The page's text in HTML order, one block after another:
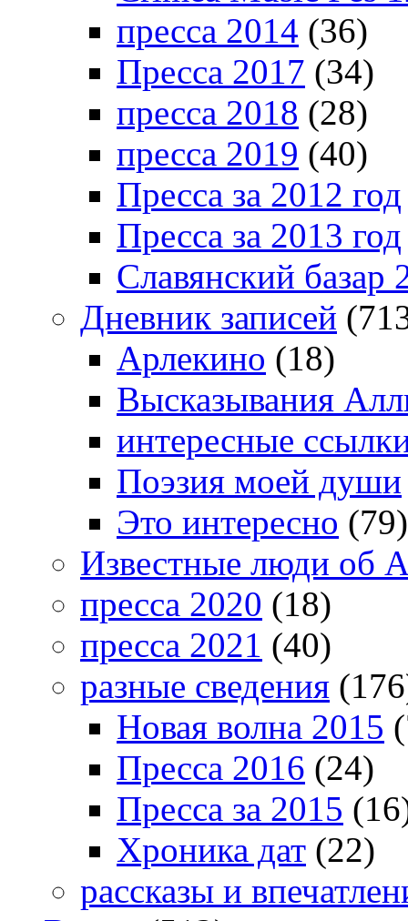
пресса 2014 (36)
Пресса 2017 (34)
пресса 2018 (28)
пресса 2019 (40)
Пресса за 2012 год
Пресса за 2013 год
Славянский базар
Дневник записей
Арлекино (18)
Высказывания
интересные
Поэзия моей души
Это интересно (79)
Известные люди об
пресса 2020 (18)
пресса 2021 (40)
разные сведения
Новая волна 2015
Пресса 2016 (24)
Пресса за 2015
Хроника дат (22)
рассказы и